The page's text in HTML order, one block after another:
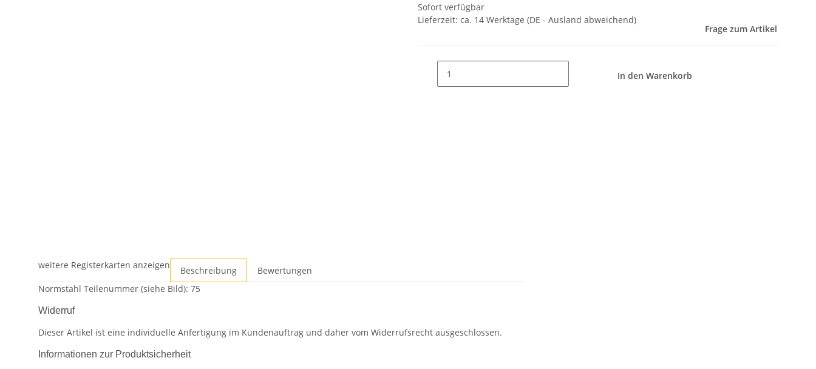
Sofort verfügbar
Lieferzeit: ca. 14 Werktage (DE - Ausland abweichend)
Frage zum Artikel
In den Warenkorb
weitere Registerkarten anzeigen Beschreibung
Bewertungen
Normstahl Teilenummer (siehe Bild): 75
Widerruf
Dieser Artikel ist eine individuelle Anfertigung im Kundenauftrag und daher vom Widerrufsrecht ausgeschlossen.
Informationen zur Produktsicherheit